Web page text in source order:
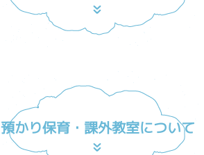
預かり保育・課外教室について